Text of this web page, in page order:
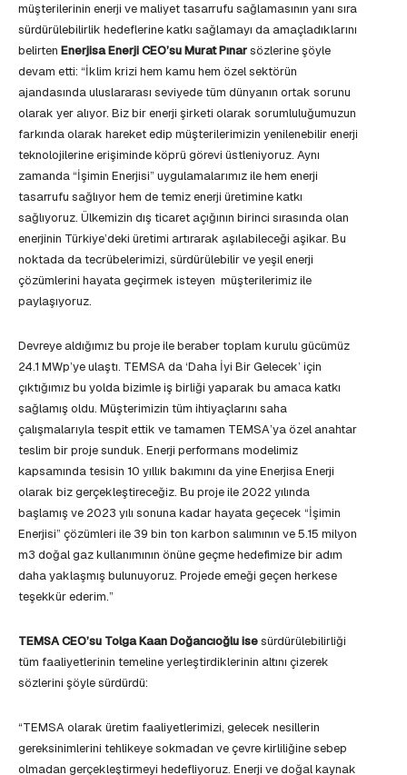
müşterilerinin enerji ve maliyet tasarrufu sağlamasının yanı sıra
sürdürülebilirlik hedeflerine katkı sağlamayı da amaçladıklarını
belirten Enerjisa Enerji CEO’su Murat Pınarsözlerine şöyle
devam etti: “İklim krizi hem kamu hem özel sektörün
ajandasında uluslararası seviyede tüm dünyanın ortak sorunu
olarak yer alıyor. Biz bir enerji şirketi olarak sorumluluğumuzun
farkında olarak hareket edip müşterilerimizin yenilenebilir enerji
teknolojilerine erişiminde köprü görevi üstleniyoruz. Aynı
zamanda “İşimin Enerjisi” uygulamalarımız ile hem enerji
tasarrufu sağlıyor hem de temiz enerji üretimine katkı
sağlıyoruz. Ülkemizin dış ticaret açığının birinci sırasında olan
enerjinin Türkiye’deki üretimi artırarak aşılabileceği aşikar. Bu
noktada da tecrübelerimizi, sürdürülebilir ve yeşil enerji
çözümlerini hayata geçirmek isteyen müşterilerimiz ile
paylaşıyoruz.
Devreye aldığımız bu proje ile beraber toplam kurulu gücümüz
24.1 MWp’ye ulaştı. TEMSA da ‘Daha İyi Bir Gelecek’ için
çıktığımız bu yolda bizimle iş birliği yaparak bu amaca katkı
sağlamış oldu. Müşterimizin tüm ihtiyaçlarını saha
çalışmalarıyla tespit ettik ve tamamen TEMSA’ya özel anahtar
teslim bir proje sunduk. Enerji performans modelimiz
kapsamında tesisin 10 yıllık bakımını da yine Enerjisa Enerji
olarak biz gerçekleştireceğiz. Bu proje ile 2022 yılında
başlamış ve 2023 yılı sonuna kadar hayata geçecek “İşimin
Enerjisi” çözümleri ile 39 bin ton karbon salımının ve 5.15 milyon
m3 doğal gaz kullanımının önüne geçme hedefimize bir adım
daha yaklaşmış bulunuyoruz. Projede emeği geçen herkese
teşekkür ederim.”
TEMSA CEO’su Tolga Kaan Doğancıoğlu isesürdürülebilirliği
tüm faaliyetlerinin temeline yerleştirdiklerinin altını çizerek
sözlerini şöyle sürdürdü:
“TEMSA olarak üretim faaliyetlerimizi, gelecek nesillerin
gereksinimlerini tehlikeye sokmadan ve çevre kirliliğine sebep
olmadan gerçekleştirmeyi hedefliyoruz. Enerji ve doğal kaynak